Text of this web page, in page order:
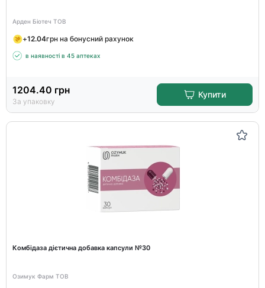
Арден Біотеч ТОВ
+12.04грн на бонусний рахунок
в наявності в 45 аптеках
1204.40 грн
За упаковку
Купити
Комбідаза дієтична добавка капсули №30
Озимук Фарм ТОВ